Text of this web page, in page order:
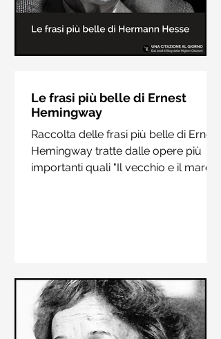
Hesse
Raccolta delle frasi più belle di
Hermann Hesse estrapolate dai suoi
libri più importanti come "Siddharta",
"Sull'amore" e "Demian"
Le frasi più belle di Ernest
Hemingway
Raccolta delle frasi più belle di Ernest
Hemingway tratte dalle opere più
importanti quali "Il vecchio e il mare",